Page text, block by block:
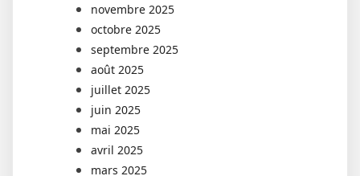
novembre 2025
octobre 2025
septembre 2025
août 2025
juillet 2025
juin 2025
mai 2025
avril 2025
mars 2025